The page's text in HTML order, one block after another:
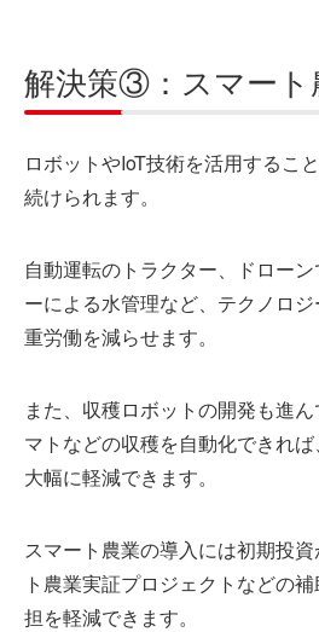
解決策③：スマート
ロボットやIoT技術を活用するこ
続けられます。
自動運転のトラクター、ドロー
ーによる水管理など、テクノロジ
重労働を減らせます。
また、収穫ロボットの開発も進
マトなどの収穫を自動化できれ
大幅に軽減できます。
スマート農業の導入には初期投
ト農業実証プロジェクトなどの
担を軽減できます。